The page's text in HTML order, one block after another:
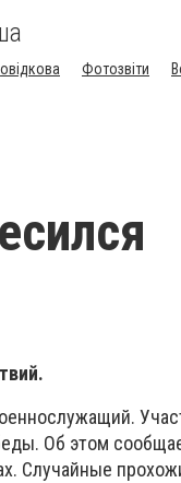
Фотозвіти
Об этом
Случайные